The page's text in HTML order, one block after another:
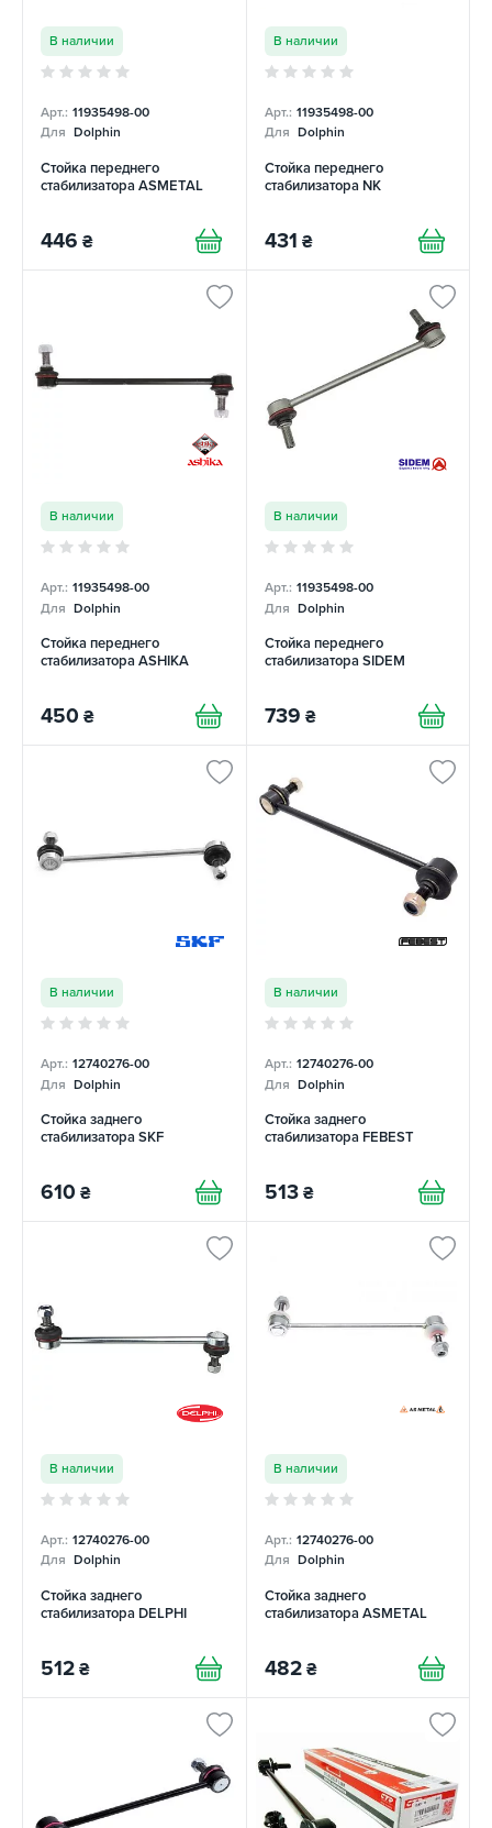
В наличии
Арт.: 11935498-00
Для Dolphin
Стойка переднего
стабилизатора ASMETAL
446 ₴
В наличии
Арт.: 11935498-00
Для Dolphin
Стойка переднего
стабилизатора NK
431 ₴
В наличии
Арт.: 11935498-00
Для Dolphin
Стойка переднего
стабилизатора ASHIKA
450 ₴
В наличии
Арт.: 11935498-00
Для Dolphin
Стойка переднего
стабилизатора SIDEM
739 ₴
В наличии
Арт.: 12740276-00
Для Dolphin
Стойка заднего
стабилизатора SKF
610 ₴
В наличии
Арт.: 12740276-00
Для Dolphin
Стойка заднего
стабилизатора FEBEST
513 ₴
В наличии
Арт.: 12740276-00
Для Dolphin
Стойка заднего
стабилизатора DELPHI
512 ₴
В наличии
Арт.: 12740276-00
Для Dolphin
Стойка заднего
стабилизатора ASMETAL
482 ₴